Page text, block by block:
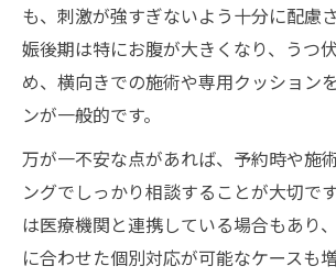
も、刺激が強すぎないよう十分に配慮
娠後期は特にお腹が大きくなり、うつ
め、横向きでの施術や専用クッション
ンが一般的です。
万が一不安な点があれば、予約時や施
ングでしっかり相談することが大切で
は医療機関と連携している場合もあり
に合わせた個別対応が可能なケースも増